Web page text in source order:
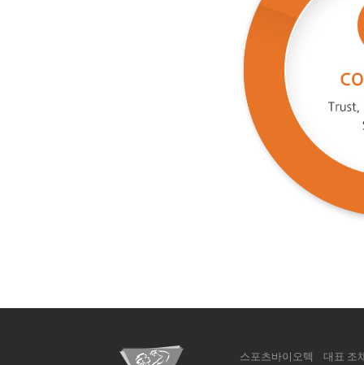
스포츠바이오텍 대표 조